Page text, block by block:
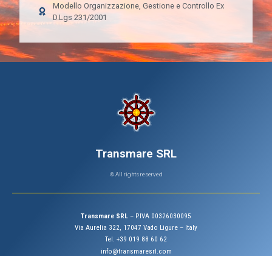
Modello Organizzazione, Gestione e Controllo Ex
D.Lgs 231/2001
Transmare SRL
© All rights reserved
Transmare SRL – P.IVA 00326030095
Via Aurelia 322, 17047 Vado Ligure – Italy
Tel. +39 019 88 60 62
info@transmaresrl.com